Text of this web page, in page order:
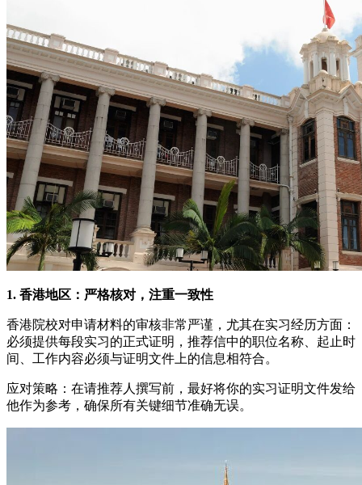
1. 香港地区：严格核对，注重一致性
香港院校对申请材料的审核非常严谨，尤其在实习经历方面：
必须提供每段实习的正式证明，推荐信中的职位名称、起止时
间、工作内容必须与证明文件上的信息相符合。
应对策略：在请推荐人撰写前，最好将你的实习证明文件发给
他作为参考，确保所有关键细节准确无误。